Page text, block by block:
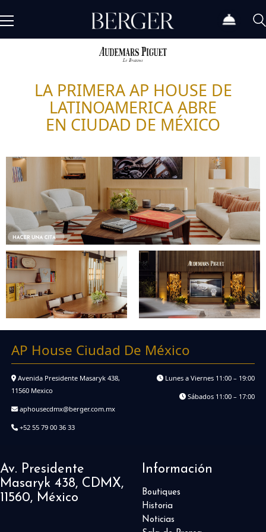
LA PRIMERA AP HOUSE DE
LATINOAMERICA ABRE
EN CIUDAD DE MÉXICO
AP House Ciudad De México
Avenida Presidente Masaryk 438,
11560 Mexico
aphousecdmx@berger.com.mx
+52 55 79 00 36 33
Lunes a Viernes 11:00 – 19:00
Sábados 11:00 – 17:00
Av. Presidente
Masaryk 438, CDMX,
11560, México
Información
Boutiques
Historia
Noticias